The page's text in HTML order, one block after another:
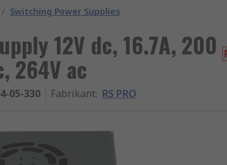
/ Switching Power Supplies
12V dc, 16.7A, 200
264V ac
05-330 Fabrikant: RS PRO